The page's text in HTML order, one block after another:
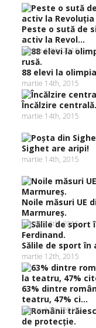
Peste o sută de
activ la Revol...
martie 14th, 2015
88 elevi la
martie 14th, 2015
Încălzire
martie 14th, 2015
Sighet are aripi!
martie 14th, 2015
Noile măsuri UE
Marmureş.
martie 12th, 2015
Sălile de sport în
martie 12th, 2015
63% dintre
teatru, 47% ci...
martie 12th, 2015